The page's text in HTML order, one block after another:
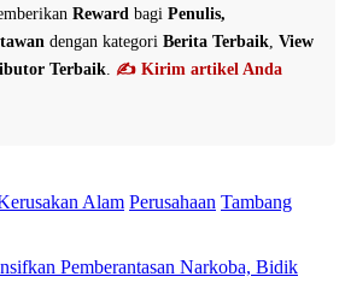
Reward bagi Penulis,
dengan kategori Berita Terbaik View
Terbaik ✍️ Kirim artikel Anda
Alam Perusahaan Tambang
Pemberantasan Narkoba, Bidik